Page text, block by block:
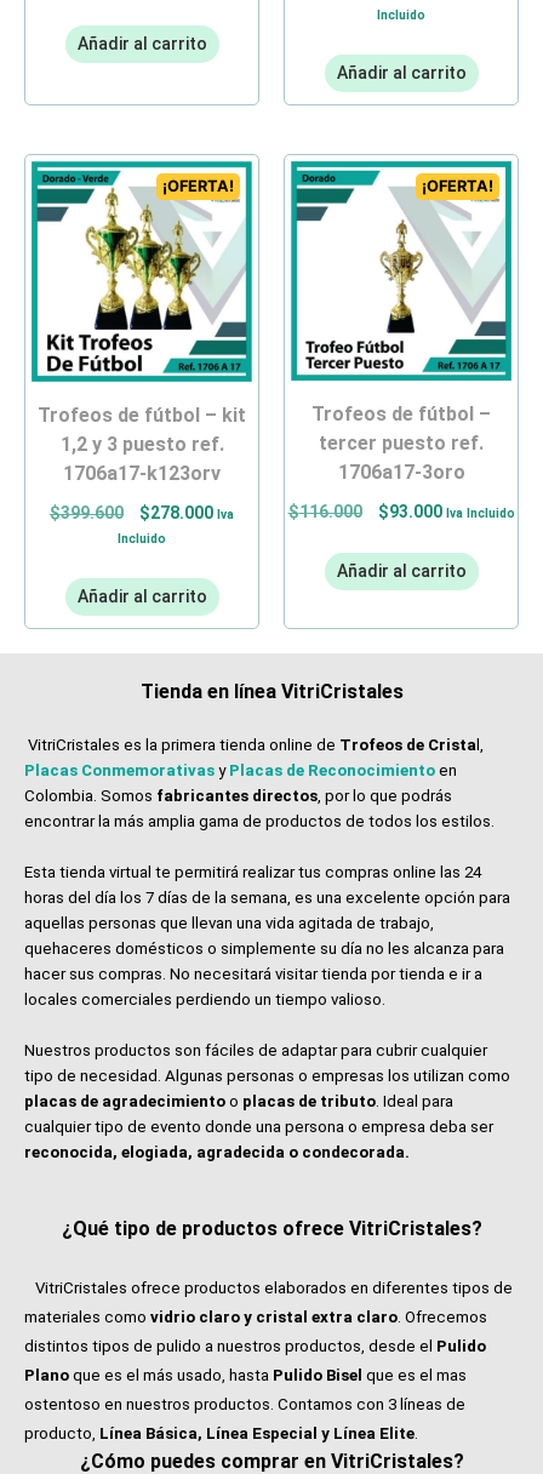
Añadir al carrito
Incluido
Añadir al carrito
¡OFERTA!
trofeos de fútbol – kit
1,2 y 3 puesto ref.
1706a17-k123orv
$399.600 $278.000 Iva
Incluido
Añadir al carrito
¡OFERTA!
trofeos de fútbol –
tercer puesto ref.
1706a17-3oro
$116.000 $93.000 Iva Incluido
Añadir al carrito
Tienda en línea VitriCristales
VitriCristales es la primera tienda online de Trofeos de Cristal,
Placas Conmemorativas y Placas de Reconocimiento en
Colombia. Somos fabricantes directos , por lo que podrás
encontrar la más amplia gama de productos de todos los estilos.
Esta tienda virtual te permitirá realizar tus compras online las 24
horas del día los 7 días de la semana, es una excelente opción para
aquellas personas que llevan una vida agitada de trabajo,
quehaceres domésticos o simplemente su día no les alcanza para
hacer sus compras. No necesitará visitar tienda por tienda e ir a
locales comerciales perdiendo un tiempo valioso.
Nuestros productos son fáciles de adaptar para cubrir cualquier
tipo de necesidad. Algunas personas o empresas los utilizan como
placas de agradecimiento o placas de tributo . Ideal para
cualquier tipo de evento donde una persona o empresa deba ser
reconocida, elogiada, agradecida o condecorada.
¿Qué tipo de productos ofrece VitriCristales?
VitriCristales ofrece productos elaborados en diferentes tipos de
materiales como vidrio claro y cristal extra claro . Ofrecemos
distintos tipos de pulido a nuestros productos, desde el Pulido
Plano que es el más usado, hasta Pulido Bisel que es el mas
ostentoso en nuestros productos. Contamos con 3 líneas de
producto, Línea Básica, Línea Especial y Línea Elite
¿Cómo puedes comprar en VitriCristales?